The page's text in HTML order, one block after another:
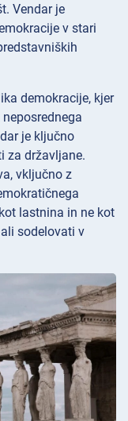
Vendar je
v stari
demokracije, kjer
je ključno
za državljane.
vključno z
lastnina in ne kot
sodelovati v